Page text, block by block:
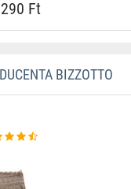
Ft
BIZZOTTO